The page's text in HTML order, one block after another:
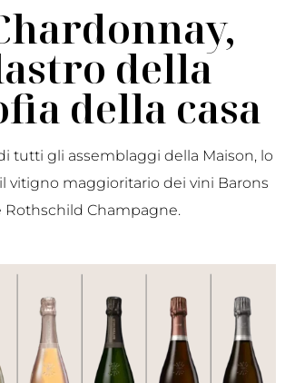
della
della casa
tutti gli assemblaggi della Maison, lo
vitigno maggioritario dei vini Barons
Rothschild Champagne.